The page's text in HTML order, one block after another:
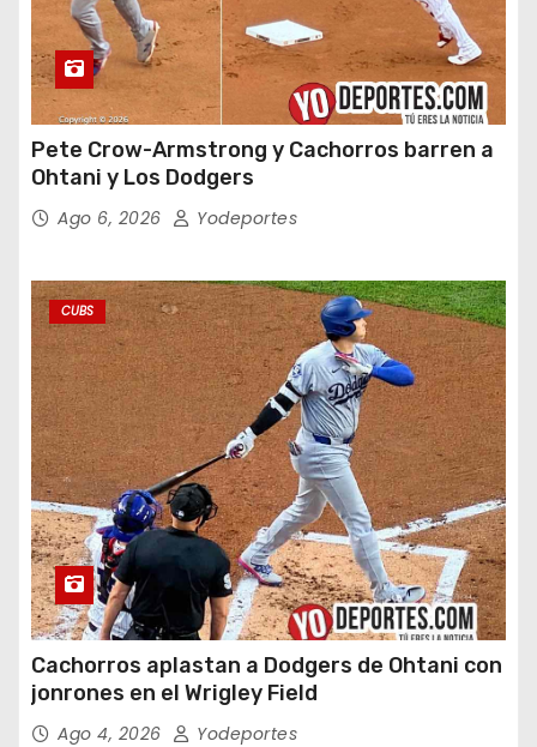
Pete Crow-Armstrong y Cachorros barren a
Ohtani y Los Dodgers
Ago 6, 2026 Yodeportes
CUBS
Cachorros aplastan a Dodgers de Ohtani con
jonrones en el Wrigley Field
Ago 4, 2026 Yodeportes